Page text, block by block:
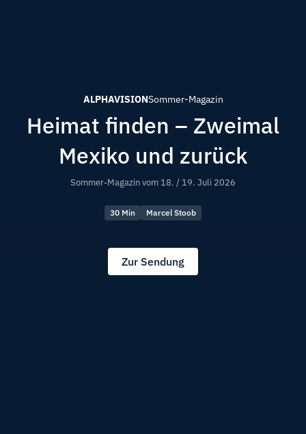
ALPHAVISIONSommer-Magazin
Heimat finden – Zweimal
Mexiko und zurück
Sommer-Magazin vom 18. / 19. Juli 2026
30 Min Marcel Stoob
Zur Sendung